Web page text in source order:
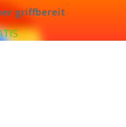
griffbereit